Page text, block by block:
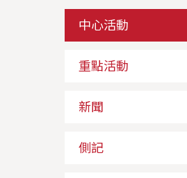
中心活動
重點活動
新聞
側記